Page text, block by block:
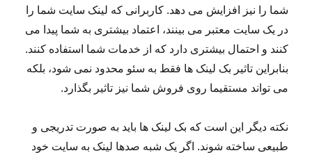
شما را نیز افزایش می دهد. کاربرانی که لینک سایت شما را
در یک سایت معتبر می بینند، اعتماد بیشتری به شما پیدا می
کنند و احتمال بیشتری دارد که از خدمات شما استفاده کنند.
بنابراین تاثیر بک لینک ها فقط به سئو محدود نمی شود، بلکه
می تواند مستقیما روی فروش شما نیز تاثیر بگذارد.
نکته دیگر این است که بک لینک ها باید به صورت تدریجی و
طبیعی ساخته شوند. اگر یک شبه صدها لینک به سایت خود